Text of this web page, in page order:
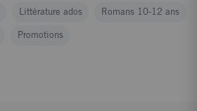
Littérature ados Romans 10-12 ans
Promotions